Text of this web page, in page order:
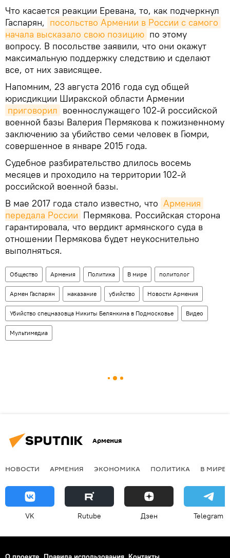
Что касается реакции Еревана, то, как подчеркнул
Гаспарян, посольство Армении в России с самого
начала высказало свою позицию по этому
вопросу. В посольстве заявили, что они окажут
максимальную поддержку следствию и сделают
все, от них зависящее.
Напомним, 23 августа 2016 года суд общей
юрисдикции Ширакской области Армении
приговорил военнослужащего 102-й российской
военной базы Валерия Пермякова к пожизненному
заключению за убийство семи человек в Гюмри,
совершенное в январе 2015 года.
Судебное разбирательство длилось восемь
месяцев и проходило на территории 102-й
российской военной базы.
В мае 2017 года стало известно, что Армения
передала России Пермякова. Российская сторона
гарантировала, что вердикт армянского суда в
отношении Пермякова будет неукоснительно
выполняться.
Общество Армения Политика В мире политолог
Армен Гаспарян наказание убийство Новости Армения
Убийство спецназовца Никиты Белянкина в Подмосковье Видео
Мультимедиа
Армения
НОВОСТИ АРМЕНИЯ ЭКОНОМИКА ПОЛИТИКА В МИРЕ
VK Rutube Дзен Telegram